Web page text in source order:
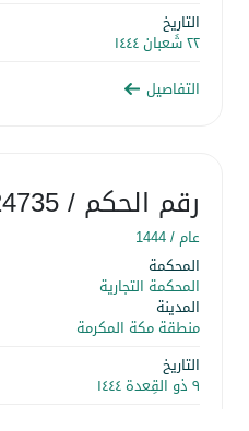
التاريخ
٢٢ شَعبان ١٤٤٤
التفاصيل
رقم الحكم/ 4430424735
عام /1444
المحكمة
المحكمة التجارية
المدينة
منطقة مكة المكرمة
التاريخ
٩ ذو القِعدة ١٤٤٤